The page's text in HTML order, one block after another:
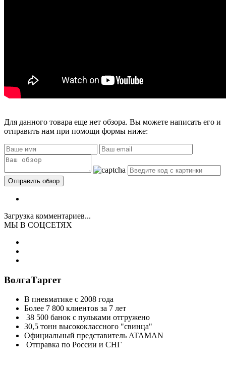
Для данного товара еще нет обзора. Вы можете написать его и
отправить нам при помощи формы ниже:
Загрузка комментариев...
МЫ В СОЦСЕТЯХ
ВолгаТаргет
В пневматике с 2008 года
Более 7 800 клиентов за 7 лет
38 500 банок с пульками отгружено
30,5 тонн высококлассного "свинца"
Официальный представитель ATAMAN
Отправка по России и СНГ